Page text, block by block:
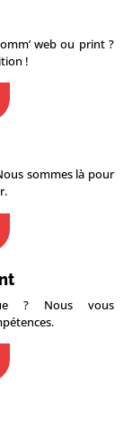
web ou print ?
!
sommes là pour
? Nous vous